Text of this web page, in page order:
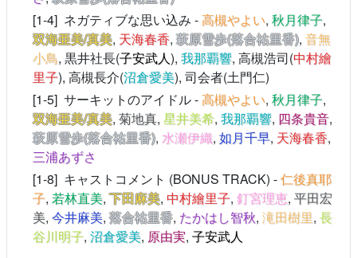
[1-4] ネガティブな思い込み -高槻やよい, 秋月律子,
双海亜美/真美, 天海春香,萩原雪歩(落合祐里香), 音無
小鳥, 黒井社長(子安武人), 我那覇響, 高槻浩司(中村繪
里子), 高槻長介(沼倉愛美), 司会者(土門仁)
[1-5] サーキットのアイドル -高槻やよい, 秋月律子,
双海亜美/真美, 菊地真, 星井美希, 我那覇響, 四条貴音,
萩原雪歩(落合祐里香), 水瀬伊織, 如月千早, 天海春香,
三浦あずさ
[1-8] キャストコメント (BONUS TRACK) -仁後真耶
子, 若林直美,下田麻美, 中村繪里子, 釘宮理恵, 平田宏
美, 今井麻美,落合祐里香, たかはし智秋, 滝田樹里, 長
谷川明子, 沼倉愛美, 原由実, 子安武人